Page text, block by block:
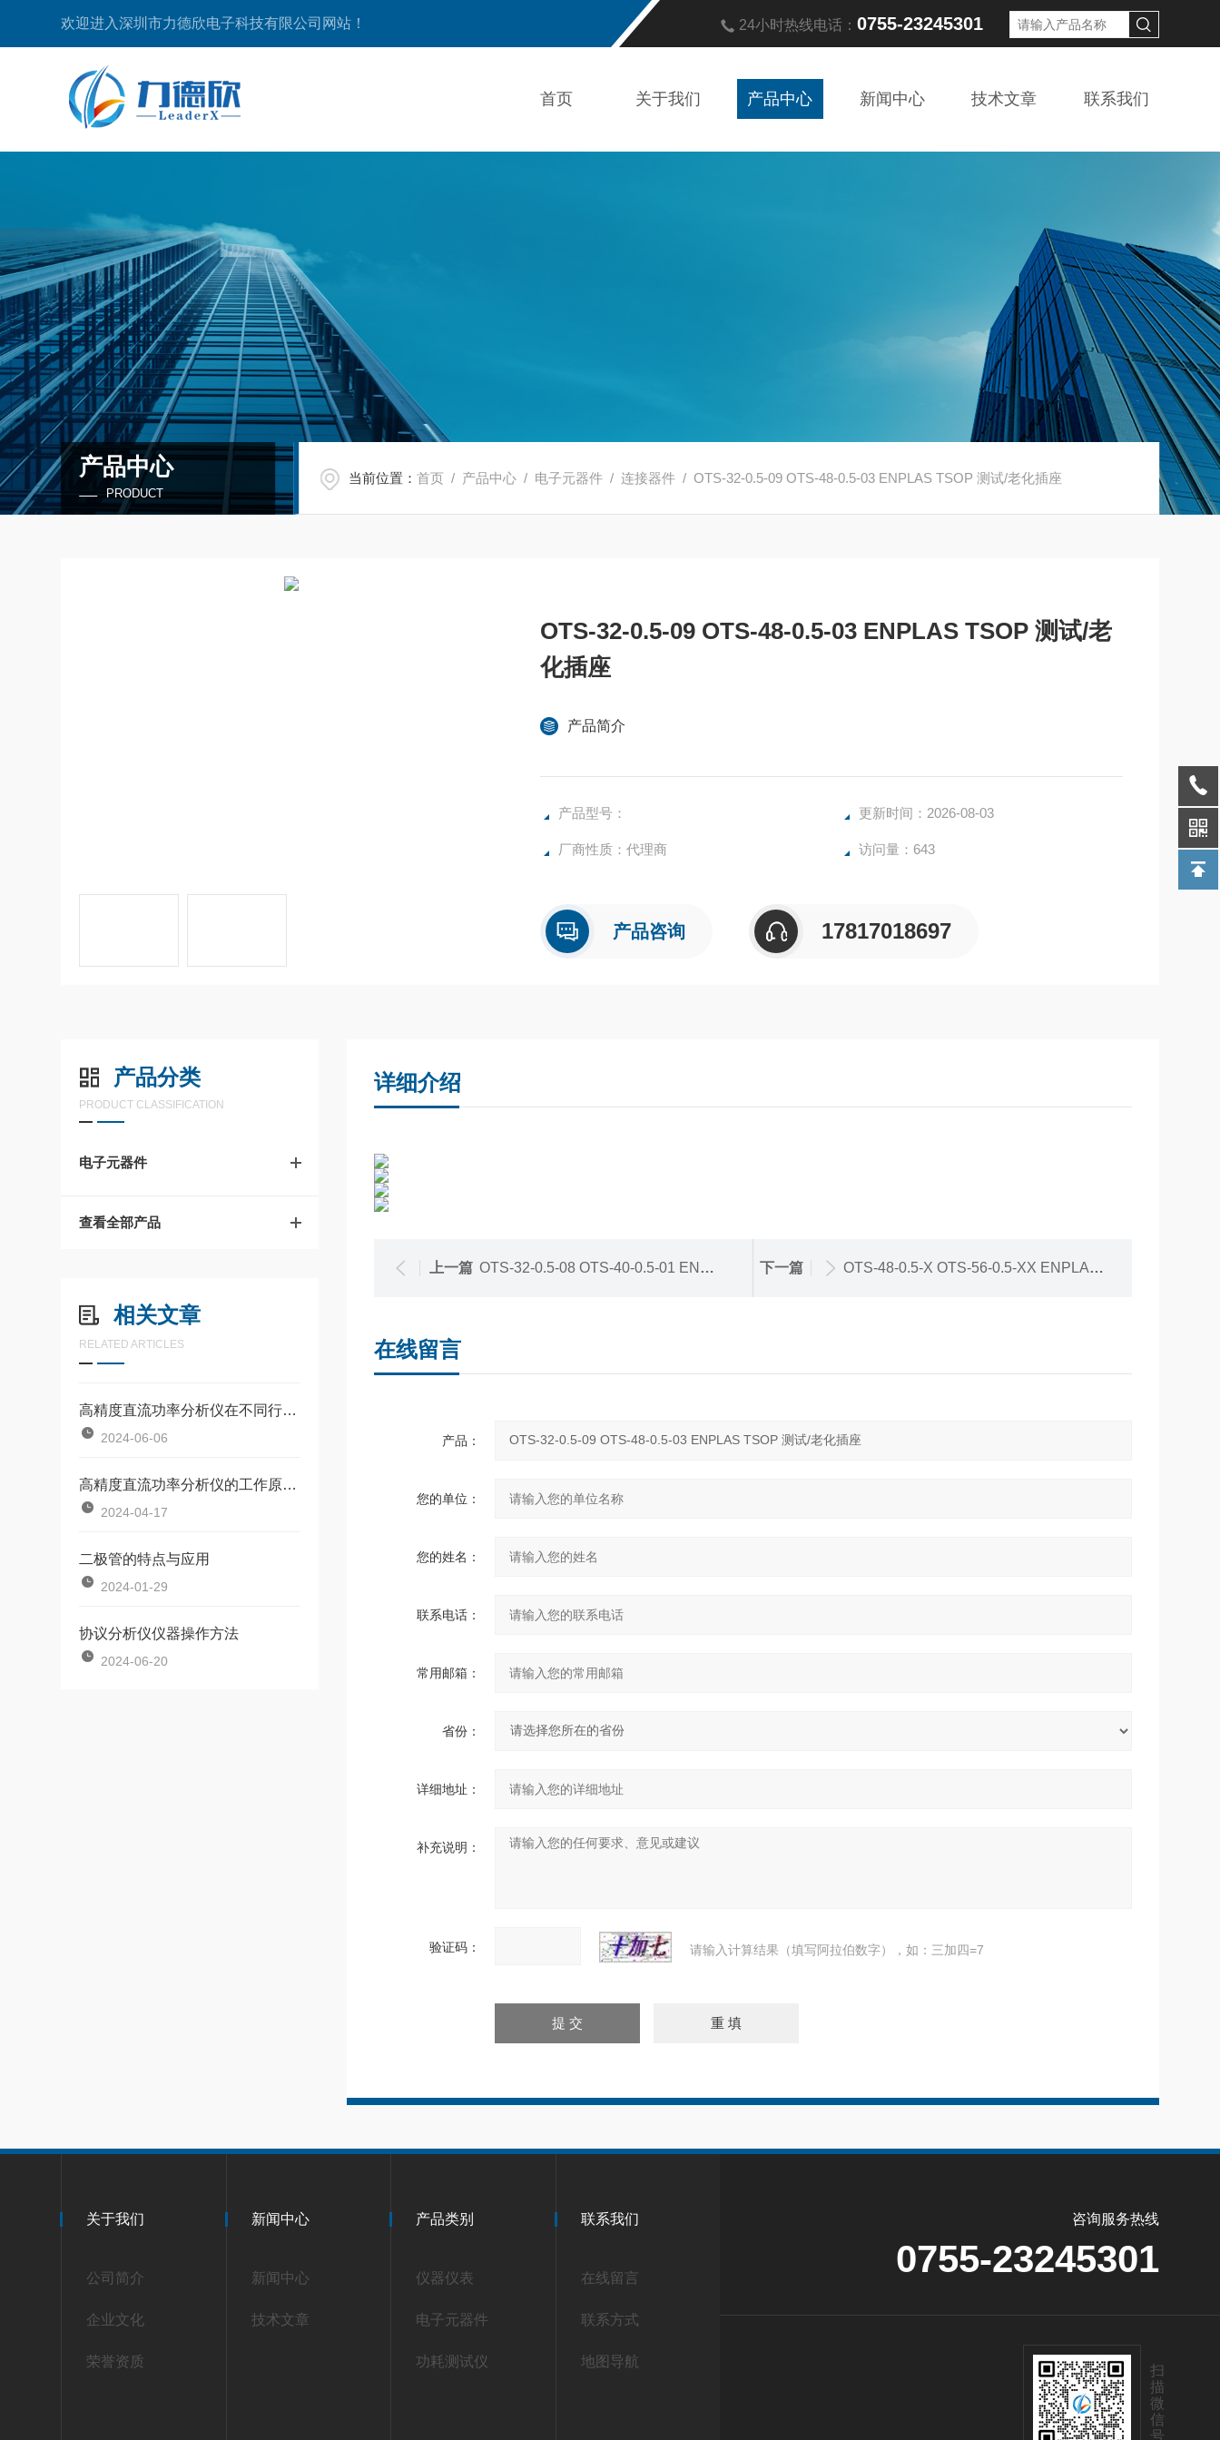
欢迎进入深圳市力德欣电子科技有限公司网站！ 24小时热线电话： 0755-23245301
首页 关于我们 产品中心 新闻中心 技术文章 联系我们
产品中心
PRODUCT
当前位置：首页 / 产品中心 / 电子元器件 /连接器件 / OTS-32-0.5-09 OTS-48-0.5-03 ENPLAS TSOP 测试/老化插座
OTS-32-0.5-09 OTS-48-0.5-03 ENPLAS TSOP 测试/老
化插座
产品简介
产品型号： 更新时间：2026-08-03
厂商性质：代理商 访问量：643
产品咨询 17817018697
产品分类
PRODUCT CLASSIFICATION
电子元器件
查看全部产品
相关文章
RELATED ARTICLES
高精度直流功率分析仪在不同行业的使用规范
2024-06-06
高精度直流功率分析仪的工作原理涉及多个步骤和功能
2024-04-17
二极管的特点与应用
2024-01-29
协议分析仪仪器操作方法
2024-06-20
详细介绍
上一篇 OTS-32-0.5-08 OTS-40-0.5-01 ENPLAS TSOP 测试/老化插座 下一篇 OTS-48-0.5-X OTS-56-0.5-XX ENPLAS TSOP 测试/老化插座
在线留言
产品：
您的单位：
您的姓名：
联系电话：
常用邮箱：
省份：
详细地址：
补充说明：
验证码： 请输入计算结果（填写阿拉伯数字），如：三加四=7
关于我们
公司简介
企业文化
荣誉资质
新闻中心
新闻中心
技术文章
产品类别
仪器仪表
电子元器件
功耗测试仪
联系我们
在线留言
联系方式
地图导航
咨询服务热线
0755-23245301
扫
描
微
信
号